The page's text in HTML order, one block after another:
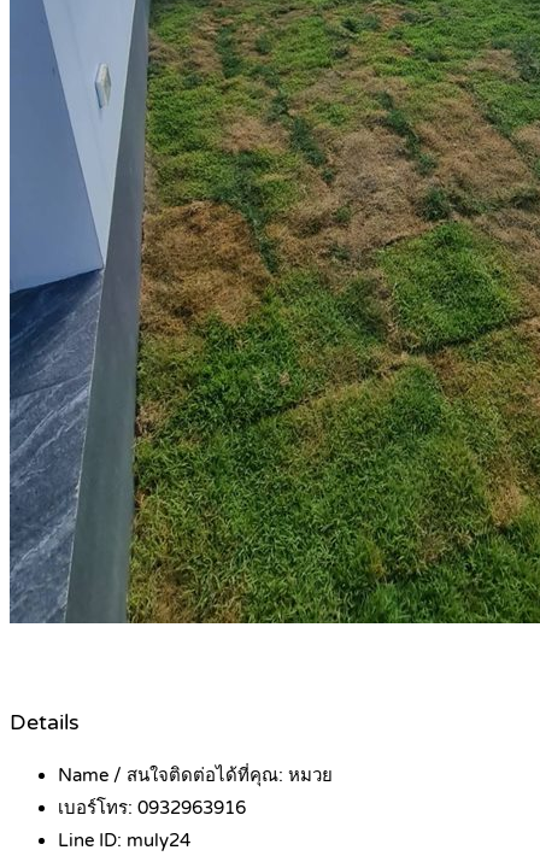
Details
Name / สนใจติดต่อได้ที่คุณ: หมวย
เบอร์โทร: 0932963916
Line ID: muly24